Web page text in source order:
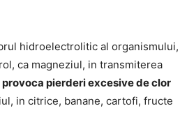
hidroelectrolitic al organismului,
ca magneziul, in transmiterea
pierderi excesive de clor
in citrice, banane, cartofi, fructe